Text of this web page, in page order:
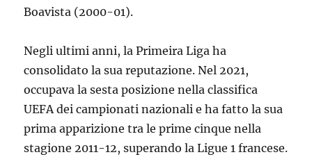
Boavista (2000-01).
Negli ultimi anni, la Primeira Liga ha
consolidato la sua reputazione. Nel 2021,
occupava la sesta posizione nella classifica
UEFA dei campionati nazionali e ha fatto la sua
prima apparizione tra le prime cinque nella
stagione 2011-12, superando la Ligue 1 francese.